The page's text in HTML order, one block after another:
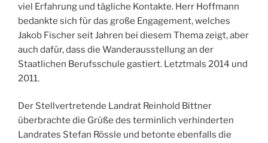
viel Erfahrung und tägliche Kontakte. Herr Hoffmann
bedankte sich für das große Engagement, welches
Jakob Fischer seit Jahren bei diesem Thema zeigt, aber
auch dafür, dass die Wanderausstellung an der
Staatlichen Berufsschule gastiert. Letztmals 2014 und
2011.
Der Stellvertretende Landrat Reinhold Bittner
überbrachte die Grüße des terminlich verhinderten
Landrates Stefan Rössle und betonte ebenfalls die